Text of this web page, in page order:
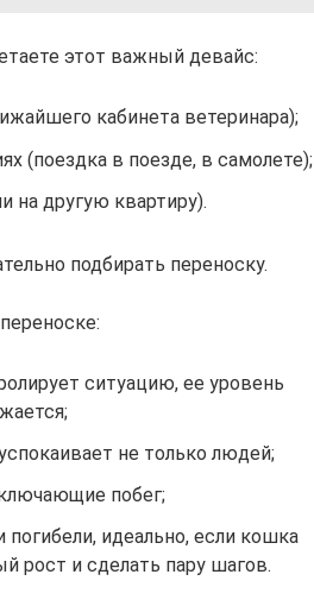
этот важный девайс:
кабинета ветеринара);
(поездка в поезде, в самолете);
на другую квартиру).
подбирать переноску.
ситуацию, ее уровень
не только людей;
побег;
идеально, если кошка
рост и сделать пару шагов.